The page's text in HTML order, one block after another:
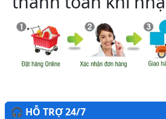
🎧 HỖ TRỢ 24/7